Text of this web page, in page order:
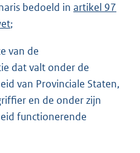
bedoeld in artikel 97
;
van de
dat valt onder de
van Provinciale Staten,
en de onder zijn
functionerende